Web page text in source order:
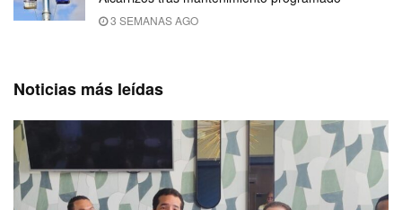
3 SEMANAS AGO
Noticias más leídas